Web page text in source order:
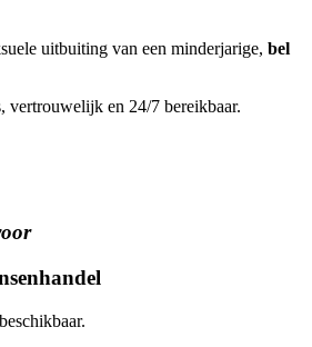
uitbuiting van een minderjarige, bel
vertrouwelijk en 24/7 bereikbaar.